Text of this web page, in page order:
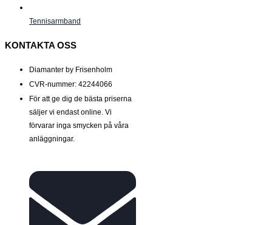
Tennisarmband
KONTAKTA OSS
Diamanter by Frisenholm
CVR-nummer: 42244066
För att ge dig de bästa priserna
säljer vi endast online. Vi
förvarar inga smycken på våra
anläggningar.